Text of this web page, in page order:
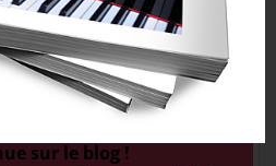
POUR LIRE PLUS VITE